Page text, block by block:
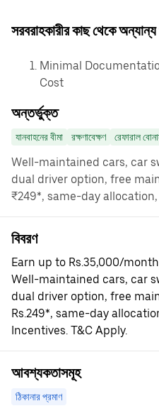
সরবরাহকারীর কাছ থেকে
Minimal
Cost
অন্তর্ভুক্ত
যানবাহনের বীমা রক্ষণাবেক্ষণ রেফারাল
Well-maintained cars, car
dual driver option, free
₹249*, same-day
বিবরণ
Earn up to Rs.35,000/
Well-maintained cars, car
dual driver option, free
Rs.249*, same-day
Incentives. T&C Apply.
আবশ্যকতাসমূহ
ঠিকানার প্রমাণ